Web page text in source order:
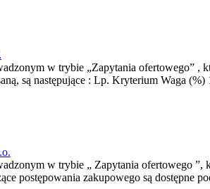
w trybie „Zapytania ofertowego” ,
są następujące : Lp. Kryterium Waga (%)
w trybie „ Zapytania ofertowego
postępowania zakupowego są dostępne